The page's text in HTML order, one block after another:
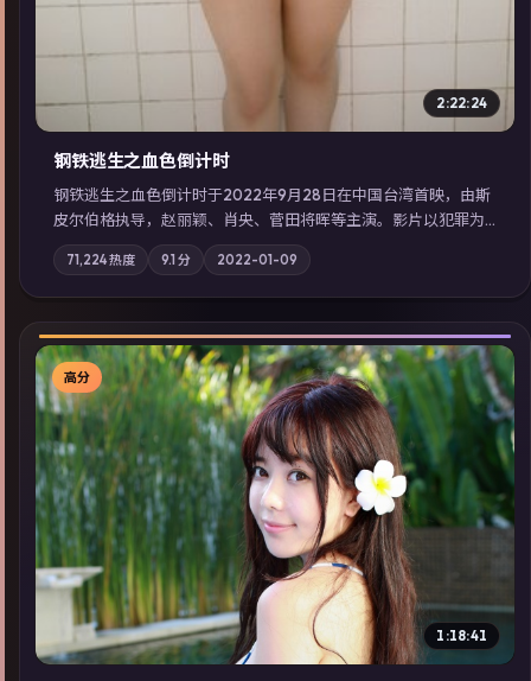
2:22:24
钢铁逃生之血色倒计时
钢铁逃生之血色倒计时于2022年9月28日在中国台湾首映，由斯
皮尔伯格执导，赵丽颖、肖央、菅田将晖等主演。影片以犯罪为
叙事主轴，失踪人口档案牵出跨国灰色产业链；摄影与配乐强化
地域气质；站内亦可通过「国产免费观看高清电视剧在线看」延
展检索同类型高分佳作，畅享高清在线追剧体验。
71,224热度 9.1 分 2022-01-09
▶
高分
1:18:41